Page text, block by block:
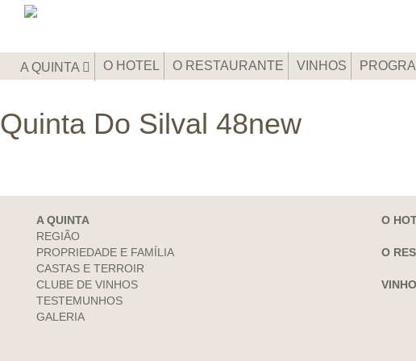
A QUINTA O HOTEL O RESTAURANTE VINHOS
Quinta Do Silval 48new
A QUINTA
REGIÃO
PROPRIEDADE E FAMÍLIA
CASTAS E TERROIR
CLUBE DE VINHOS
TESTEMUNHOS
GALERIA
O
O